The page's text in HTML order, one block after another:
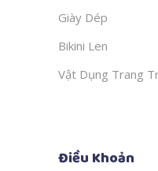
Giày Dép
Bikini Len
Vật Dụng Trang
Điều Khoản